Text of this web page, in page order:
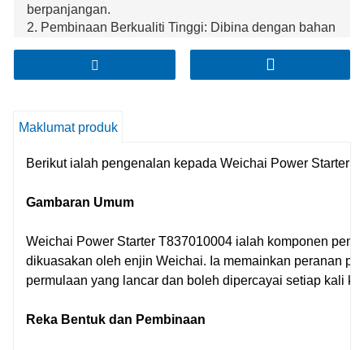
berpanjangan.
2. Pembinaan Berkualiti Tinggi: Dibina dengan bahan
mempamerkan ketahanan yang sangat baik. Reka
bentuk yang teguh membolehkannya menahan
kenderaan.
untuk menggunakan kuasa dengan cekap. Ia
bateri kenderaan semasa proses permulaan,
membantu mengekalkan hayat bateri.
4. Keserasian Luas: Pemula T837010004 mempunyai
keserasian luas dengan pelbagai model enjin
ke dalam persediaan kenderaan yang berbeza,
Maklumat produk
Berikut ialah pengenalan kepada Weichai Power Starter
Gambaran Umum
Weichai Power Starter T837010004 ialah komponen
dikuasakan oleh enjin Weichai. Ia memainkan peranan
permulaan yang lancar dan boleh dipercayai setiap kali
Reka Bentuk dan Pembinaan